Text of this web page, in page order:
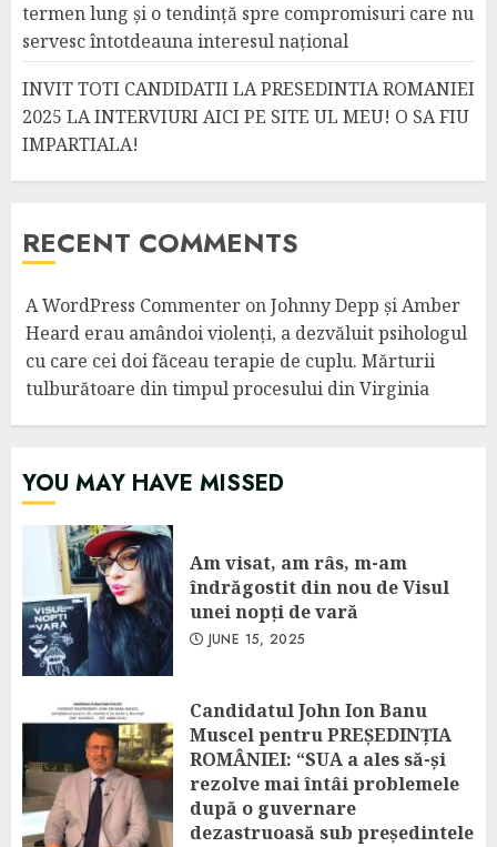
termen lung și o tendință spre compromisuri care nu
servesc întotdeauna interesul național
INVIT TOTI CANDIDATII LA PRESEDINTIA ROMANIEI
2025 LA INTERVIURI AICI PE SITE UL MEU! O SA FIU
IMPARTIALA!
RECENT COMMENTS
A WordPress Commenter onJohnny Depp și Amber
Heard erau amândoi violenți, a dezvăluit psihologul
cu care cei doi făceau terapie de cuplu. Mărturii
tulburătoare din timpul procesului din Virginia
YOU MAY HAVE MISSED
Am visat, am râs, m-am
îndrăgostit din nou de Visul
unei nopți de vară
JUNE 15, 2025
Candidatul John Ion Banu
Muscel pentru PREȘEDINȚIA
ROMÂNIEI: “SUA a ales să-și
rezolve mai întâi problemele
după o guvernare
dezastruoasă sub președintele